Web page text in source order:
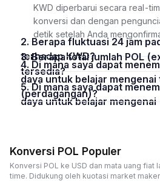
KWD diperbarui secara real-
konversi dan dengan
detik setelah Anda
2. Berapa fluktuasi 24 jam pada kurs POL
terhadap KWD?
3. Berapa total jumlah POL (ex-MATIC) yang
tersedia?
4. Di mana saya dapat menemukan sumber
daya untuk belajar mengenai
(perdagangan)?
5. Di mana saya dapat menemukan sumber
daya untuk belajar mengenai
Konversi POL Populer
Konversi POL ke USD dan mata uang fiat
time. Didukung oleh kuotasi market